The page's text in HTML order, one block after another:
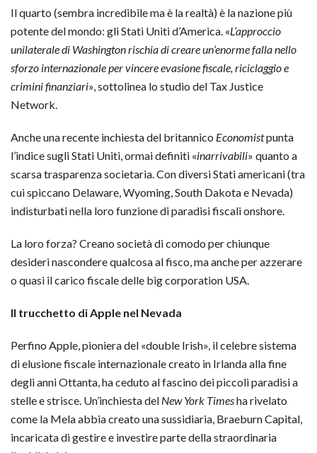
Il quarto (sembra incredibile ma è la realtà) è la nazione più
potente del mondo: gli Stati Uniti d’America. «L’approccio
unilaterale di Washington rischia di creare un’enorme falla nello
sforzo internazionale per vincere evasione fiscale, riciclaggio e
crimini finanziari», sottolinea lo studio del Tax Justice
Network.
Anche una recente inchiesta del britannico Economistpunta
l’indice sugli Stati Uniti, ormai definiti «inarrivabili» quanto a
scarsa trasparenza societaria. Con diversi Stati americani (tra
cui spiccano Delaware, Wyoming, South Dakota e Nevada)
indisturbati nella loro funzione di paradisi fiscali onshore.
La loro forza? Creano società di comodo per chiunque
desideri nascondere qualcosa al fisco, ma anche per azzerare
o quasi il carico fiscale delle big corporation USA.
Il trucchetto di Apple nel Nevada
Perfino Apple, pioniera del «double Irish», il celebre sistema
di elusione fiscale internazionale creato in Irlanda alla fine
degli anni Ottanta, ha ceduto al fascino dei piccoli paradisi a
stelle e strisce. Un’inchiesta del New York Timesha rivelato
come la Mela abbia creato una sussidiaria, Braeburn Capital,
incaricata di gestire e investire parte della straordinaria